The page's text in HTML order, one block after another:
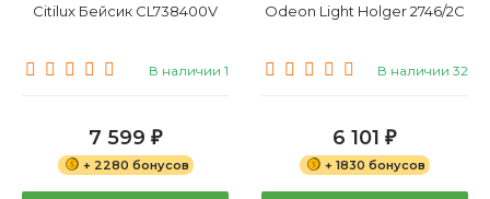
Citilux Бейсик CL738400V
В наличии 1
7 599 ₽
+ 2280 бонусов
Odeon Light Holger 2746/2C
В наличии 32
6 101 ₽
+ 1830 бонусов